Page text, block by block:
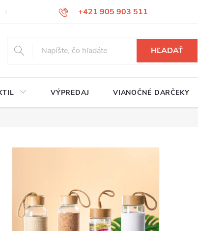
+421 905 903 511
Reklamačný poriadok Služby Kontakty
HĽADAŤ
VÝPREDAJ VIANOČNÉ DARČEKY